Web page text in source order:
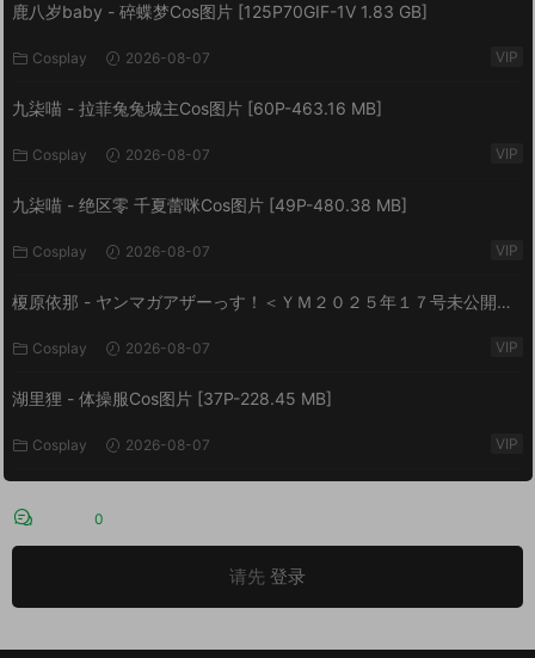
鹿八岁baby - 碎蝶梦Cos图片 [125P70GIF-1V 1.83 GB]
Cosplay 2026-08-07 VIP
九柒喵 - 拉菲兔兔城主Cos图片 [60P-463.16 MB]
Cosplay 2026-08-07 VIP
九柒喵 - 绝区零 千夏蕾咪Cos图片 [49P-480.38 MB]
Cosplay 2026-08-07 VIP
榎原依那 - ヤンマガアザーっす！＜ＹＭ２０２５年１７号未公開カ
Cosplay 2026-08-07 VIP
湖里狸 - 体操服Cos图片 [37P-228.45 MB]
Cosplay 2026-08-07 VIP
0
请先 登录